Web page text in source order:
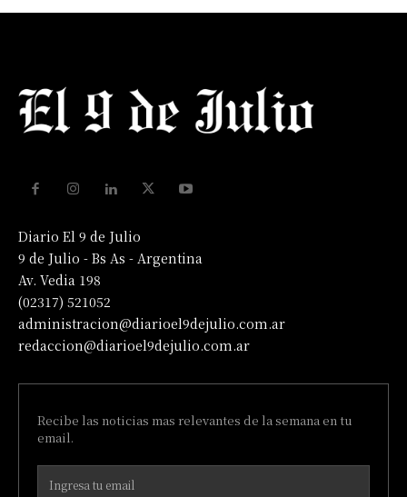
Diario El 9 de Julio
9 de Julio - Bs As - Argentina
Av. Vedia 198
(02317) 521052
administracion@diarioel9dejulio.com.ar
redaccion@diarioel9dejulio.com.ar
Recibe las noticias mas relevantes de la semana en tu
email.